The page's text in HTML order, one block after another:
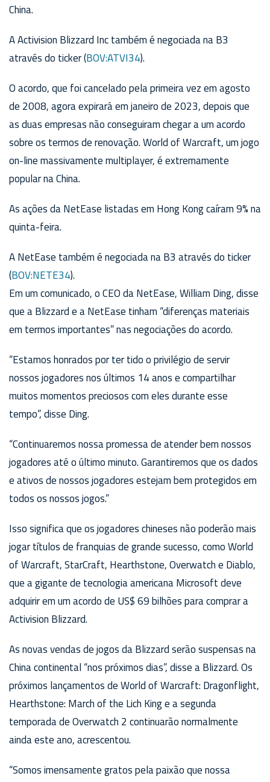
China.
A Activision Blizzard Inc também é negociada na B3
através do ticker (BOV:ATVI34).
O acordo, que foi cancelado pela primeira vez em agosto
de 2008, agora expirará em janeiro de 2023, depois que
as duas empresas não conseguiram chegar a um acordo
sobre os termos de renovação. World of Warcraft, um jogo
on-line massivamente multiplayer, é extremamente
popular na China.
As ações da NetEase listadas em Hong Kong caíram 9% na
quinta-feira.
A NetEase também é negociada na B3 através do ticker
(BOV:NETE34).
Em um comunicado, o CEO da NetEase, William Ding, disse
que a Blizzard e a NetEase tinham “diferenças materiais
em termos importantes” nas negociações do acordo.
“Estamos honrados por ter tido o privilégio de servir
nossos jogadores nos últimos 14 anos e compartilhar
muitos momentos preciosos com eles durante esse
tempo”, disse Ding.
“Continuaremos nossa promessa de atender bem nossos
jogadores até o último minuto. Garantiremos que os dados
e ativos de nossos jogadores estejam bem protegidos em
todos os nossos jogos.”
Isso significa que os jogadores chineses não poderão mais
jogar títulos de franquias de grande sucesso, como World
of Warcraft, StarCraft, Hearthstone, Overwatch e Diablo,
que a gigante de tecnologia americana Microsoft deve
adquirir em um acordo de US$ 69 bilhões para comprar a
Activision Blizzard.
As novas vendas de jogos da Blizzard serão suspensas na
China continental “nos próximos dias”, disse a Blizzard. Os
próximos lançamentos de World of Warcraft: Dragonflight,
Hearthstone: March of the Lich King e a segunda
temporada de Overwatch 2 continuarão normalmente
ainda este ano, acrescentou.
“Somos imensamente gratos pela paixão que nossa